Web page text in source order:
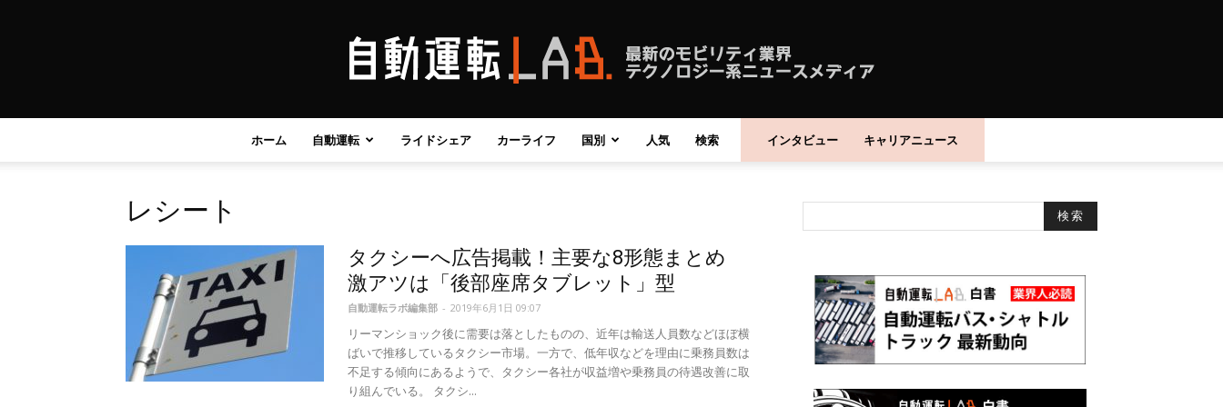
自
動
運
ホーム 自動運転 ライドシェア カーライフ 国別 人気 検索 インタビュー キャリアニュース
レシート
タクシーへ広告掲載！主要な8形態まとめ
激アツは「後部座席タブレット」型
自動運転ラボ編集部 - 2019年6月1日 09:07
リーマンショック後に需要は落としたものの、近年は輸送人員数などほぼ横
ばいで推移しているタクシー市場。一方で、低年収などを理由に乗務員数は
不足する傾向にあるようで、タクシー各社が収益増や乗務員の待遇改善に取
り組んでいる。 タクシ...